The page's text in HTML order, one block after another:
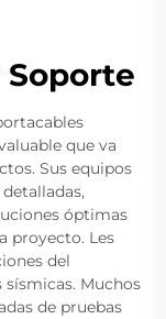
Soporte
que va
Sus equipos
óptimas
proyecto. Les
del
sísmicas. Muchos
de pruebas